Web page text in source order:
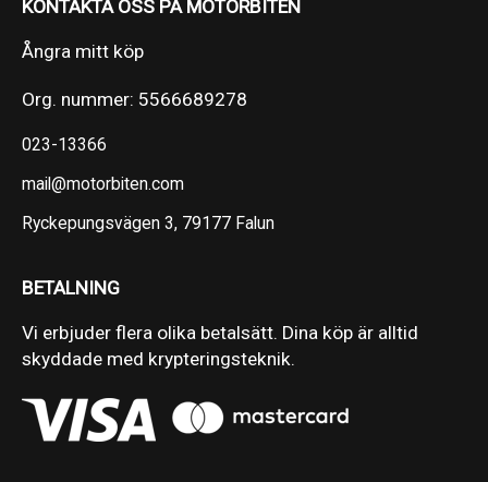
KONTAKTA OSS PÅ MOTORBITEN
Ångra mitt köp
Org. nummer: 5566689278
023-13366
mail@motorbiten.com
Ryckepungsvägen 3, 79177 Falun
BETALNING
Vi erbjuder flera olika betalsätt. Dina köp är alltid
skyddade med krypteringsteknik.